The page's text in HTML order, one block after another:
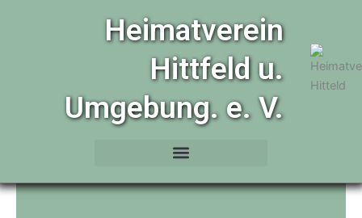
Heimatverein
Hittfeld u.
Umgebung. e. V.